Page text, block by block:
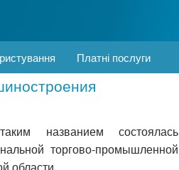
Платні послуги
названием состоялась
торгово-промышленной